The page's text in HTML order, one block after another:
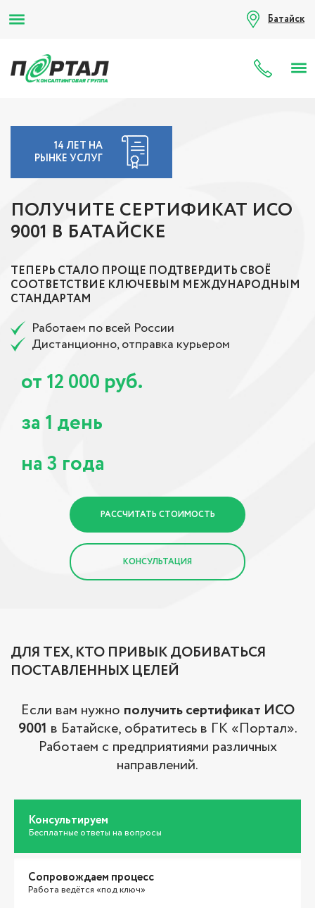
Батайск
8
14 ЛЕТ НА
РЫНКЕ УСЛУГ
ПОЛУЧИТЕ СЕРТИФИКАТ ИСО
9001 В БАТАЙСКЕ
ТЕПЕРЬ СТАЛО ПРОЩЕ ПОДТВЕРДИТЬ СВОЁ
СООТВЕТСТВИЕ КЛЮЧЕВЫМ МЕЖДУНАРОДНЫМ
СТАНДАРТАМ
Работаем по всей России
Дистанционно, отправка курьером
от12 000 руб.
за 1 день
на3 года
РАССЧИТАТЬ СТОИМОСТЬ
КОНСУЛЬТАЦИЯ
ДЛЯ ТЕХ, КТО ПРИВЫК ДОБИВАТЬСЯ
ПОСТАВЛЕННЫХ ЦЕЛЕЙ
Если вам нужно получить сертификат ИСО
9001 в Батайске, обратитесь в ГК «Портал».
Работаем с предприятиями различных
направлений.
Консультируем
Бесплатные ответы на вопросы
Сопровождаем процесс
Работа ведётся «под ключ»